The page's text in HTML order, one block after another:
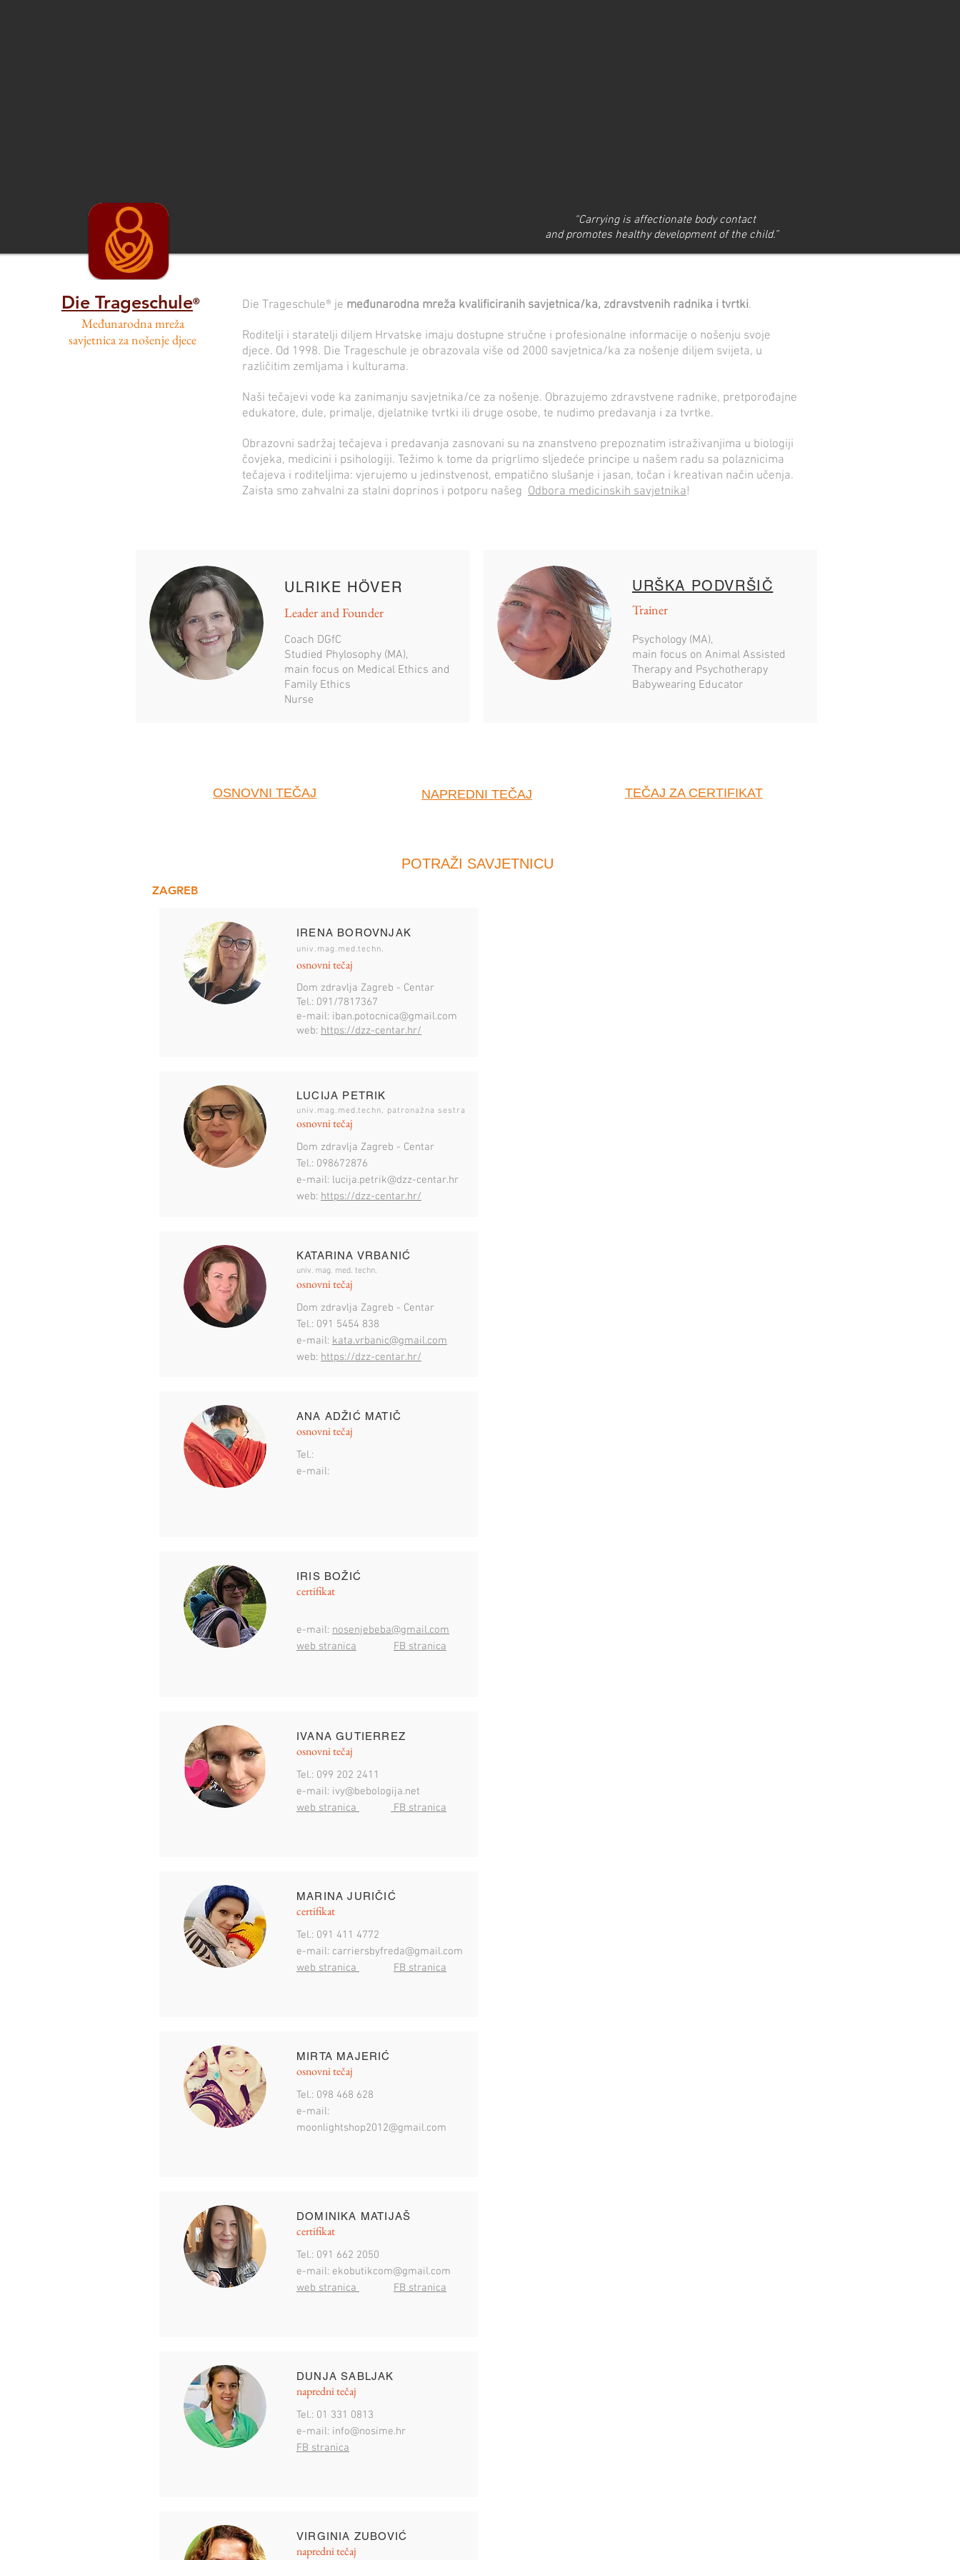
“Carrying is affectionate body contact
and promotes healthy development of the child.”
Die Trageschule®
Međunarodna mreža
savjetnica za nošenje djece
Die Trageschule® je međunarodna mreža kvalificiranih savjetnica/ka, zdravstvenih radnika i tvrtki.
Roditelji i staratelji diljem Hrvatske imaju dostupne stručne i profesionalne informacije o nošenju svoje
djece. Od 1998. Die Trageschule je obrazovala više od 2000 savjetnica/ka za nošenje diljem svijeta, u
različitim zemljama i kulturama.
Naši tečajevi vode ka zanimanju savjetnika/ce za nošenje. Obrazujemo zdravstvene radnike, pretporođajne
edukatore, dule, primalje, djelatnike tvrtki ili druge osobe, te nudimo predavanja i za tvrtke.
Obrazovni sadržaj tečajeva i predavanja zasnovani su na znanstveno prepoznatim istraživanjima u biologiji
čovjeka, medicini i psihologiji. Težimo k tome da prigrlimo sljedeće principe u našem radu sa polaznicima
tečajeva i roditeljima: vjerujemo u jedinstvenost, empatično slušanje i jasan, točan i kreativan način učenja.
Zaista smo zahvalni za stalni doprinos i potporu našeg Odbora medicinskih savjetnika!
ULRIKE HÖVER
Leader and Founder
Coach DGfC
Studied Phylosophy (MA),
main focus on Medical Ethics and
Family Ethics
Nurse
URŠKA PODVRŠIČ
Trainer
Psychology (MA),
main focus on Animal Assisted
Therapy and Psychotherapy
Babywearing Educator
OSNOVNI TEČAJ NAPREDNI TEČAJ TEČAJ ZA CERTIFIKAT
POTRAŽI SAVJETNICU
ZAGREB
IRENA BOROVNJAK
univ.mag.med.techn.
osnovni tečaj
Dom zdravlja Zagreb - Centar
Tel.: 091/7817367
e-mail: iban.potocnica@gmail.com
web: https://dzz-centar.hr/
LUCIJA PETRIK
univ.mag.med.techn, patronažna sestra
osnovni tečaj
Dom zdravlja Zagreb - Centar
Tel.: 098672876
e-mail: lucija.petrik@dzz-centar.hr
web: https://dzz-centar.hr/
KATARINA VRBANIĆ
univ. mag. med. techn.
osnovni tečaj
Dom zdravlja Zagreb - Centar
Tel.: 091 5454 838
e-mail: kata.vrbanic@gmail.com
web: https://dzz-centar.hr/
ANA ADŽIĆ MATIČ
osnovni tečaj
Tel.:
e-mail:
IRIS BOŽIĆ
certifikat
e-mail: nosenjebeba@gmail.com
web stranica
FB stranica
IVANA GUTIERREZ
osnovni tečaj
Tel.: 099 202 2411
e-mail: ivy@bebologija.net
web stranica
FB stranica
MARINA JURIČIĆ
certifikat
Tel.: 091 411 4772
e-mail: carriersbyfreda@gmail.com
web stranica
FB stranica
MIRTA MAJERIĆ
osnovni tečaj
Tel.: 098 468 628
e-mail:
moonlightshop2012@gmail.com
DOMINIKA MATIJAŠ
certifikat
Tel.: 091 662 2050
e-mail: ekobutikcom@gmail.com
web stranica
FB stranica
DUNJA SABLJAK
napredni tečaj
Tel.: 01 331 0813
e-mail: info@nosime.hr
FB stranica
VIRGINIA ZUBOVIĆ
napredni tečaj